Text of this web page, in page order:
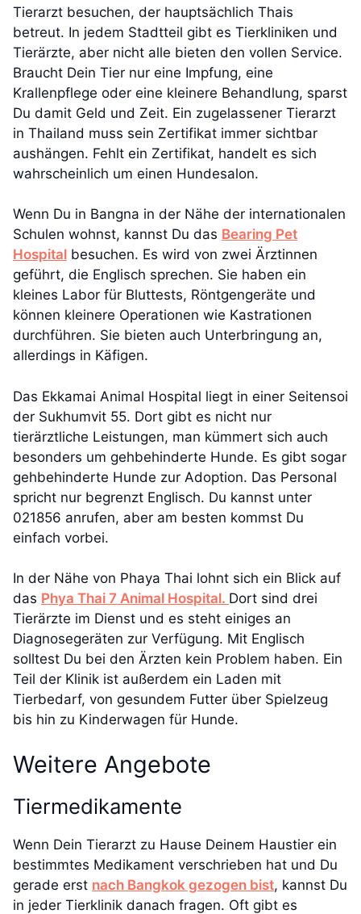
Tierarzt besuchen, der hauptsächlich Thais
betreut. In jedem Stadtteil gibt es Tierkliniken und
Tierärzte, aber nicht alle bieten den vollen Service.
Braucht Dein Tier nur eine Impfung, eine
Krallenpflege oder eine kleinere Behandlung, sparst
Du damit Geld und Zeit. Ein zugelassener Tierarzt
in Thailand muss sein Zertifikat immer sichtbar
aushängen. Fehlt ein Zertifikat, handelt es sich
wahrscheinlich um einen Hundesalon.
Wenn Du in Bangna in der Nähe der internationalen
Schulen wohnst, kannst Du das Bearing Pet
Hospital besuchen. Es wird von zwei Ärztinnen
geführt, die Englisch sprechen. Sie haben ein
kleines Labor für Bluttests, Röntgengeräte und
können kleinere Operationen wie Kastrationen
durchführen. Sie bieten auch Unterbringung an,
allerdings in Käfigen.
Das Ekkamai Animal Hospital liegt in einer Seitensoi
der Sukhumvit 55. Dort gibt es nicht nur
tierärztliche Leistungen, man kümmert sich auch
besonders um gehbehinderte Hunde. Es gibt sogar
gehbehinderte Hunde zur Adoption. Das Personal
spricht nur begrenzt Englisch. Du kannst unter
021856 anrufen, aber am besten kommst Du
einfach vorbei.
In der Nähe von Phaya Thai lohnt sich ein Blick auf
das Phya Thai 7 Animal Hospital. Dort sind drei
Tierärzte im Dienst und es steht einiges an
Diagnosegeräten zur Verfügung. Mit Englisch
solltest Du bei den Ärzten kein Problem haben. Ein
Teil der Klinik ist außerdem ein Laden mit
Tierbedarf, von gesundem Futter über Spielzeug
bis hin zu Kinderwagen für Hunde.
Weitere Angebote
Tiermedikamente
Wenn Dein Tierarzt zu Hause Deinem Haustier ein
bestimmtes Medikament verschrieben hat und Du
gerade erst nach Bangkok gezogen bist, kannst Du
in jeder Tierklinik danach fragen. Oft gibt es